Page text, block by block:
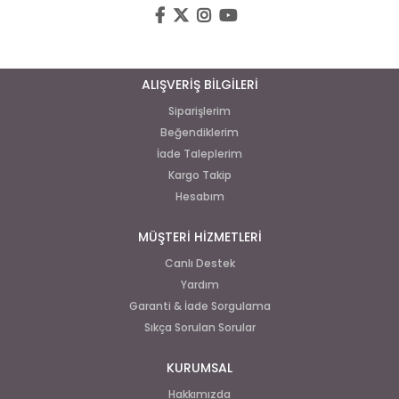
ALIŞVERİŞ BİLGİLERİ
Siparişlerim
Beğendiklerim
İade Taleplerim
Kargo Takip
Hesabım
MÜŞTERİ HİZMETLERİ
Canlı Destek
Yardım
Garanti & İade Sorgulama
Sıkça Sorulan Sorular
KURUMSAL
Hakkımızda